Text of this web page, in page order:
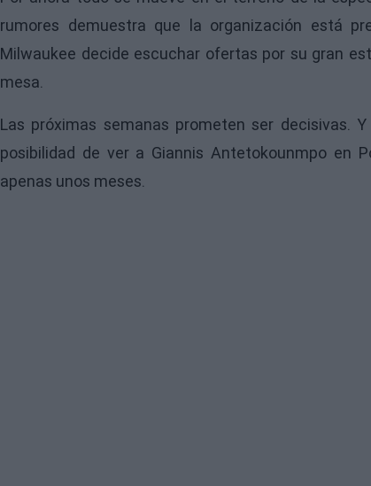
rumores demuestra que la organización está
Milwaukee decide escuchar ofertas por su gran
mesa.
Las próximas semanas prometen ser decisivas.
posibilidad de ver a Giannis Antetokounmpo en
apenas unos meses.